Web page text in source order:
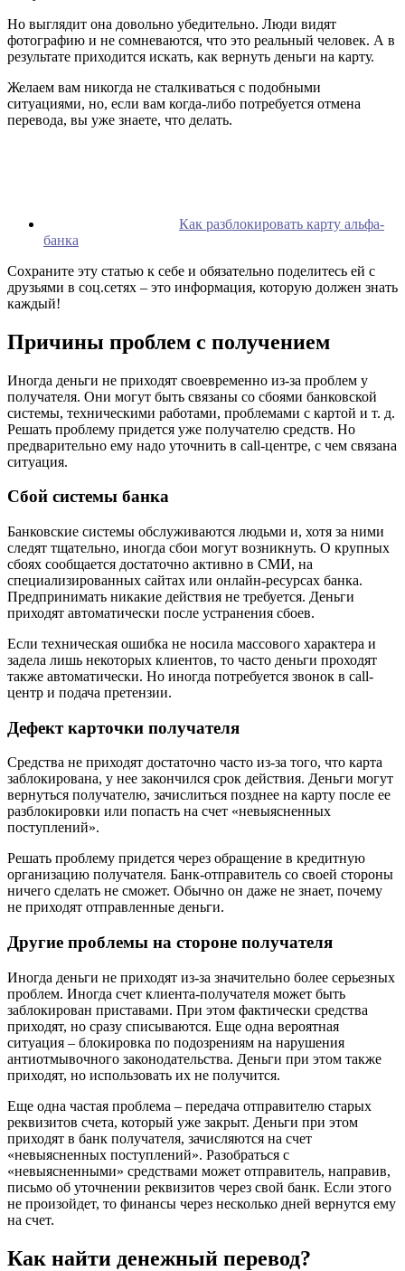
Но выглядит она довольно убедительно. Люди видят
фотографию и не сомневаются, что это реальный человек. А в
результате приходится искать, как вернуть деньги на карту.
Желаем вам никогда не сталкиваться с подобными
ситуациями, но, если вам когда-либо потребуется отмена
перевода, вы уже знаете, что делать.
Как разблокировать карту альфа-
банка
Сохраните эту статью к себе и обязательно поделитесь ей с
друзьями в соц.сетях – это информация, которую должен знать
каждый!
Причины проблем с получением
Иногда деньги не приходят своевременно из-за проблем у
получателя. Они могут быть связаны со сбоями банковской
системы, техническими работами, проблемами с картой и т. д.
Решать проблему придется уже получателю средств. Но
предварительно ему надо уточнить в call-центре, с чем связана
ситуация.
Сбой системы банка
Банковские системы обслуживаются людьми и, хотя за ними
следят тщательно, иногда сбои могут возникнуть. О крупных
сбоях сообщается достаточно активно в СМИ, на
специализированных сайтах или онлайн-ресурсах банка.
Предпринимать никакие действия не требуется. Деньги
приходят автоматически после устранения сбоев.
Если техническая ошибка не носила массового характера и
задела лишь некоторых клиентов, то часто деньги проходят
также автоматически. Но иногда потребуется звонок в call-
центр и подача претензии.
Дефект карточки получателя
Средства не приходят достаточно часто из-за того, что карта
заблокирована, у нее закончился срок действия. Деньги могут
вернуться получателю, зачислиться позднее на карту после ее
разблокировки или попасть на счет «невыясненных
поступлений».
Решать проблему придется через обращение в кредитную
организацию получателя. Банк-отправитель со своей стороны
ничего сделать не сможет. Обычно он даже не знает, почему
не приходят отправленные деньги.
Другие проблемы на стороне получателя
Иногда деньги не приходят из-за значительно более серьезных
проблем. Иногда счет клиента-получателя может быть
заблокирован приставами. При этом фактически средства
приходят, но сразу списываются. Еще одна вероятная
ситуация – блокировка по подозрениям на нарушения
антиотмывочного законодательства. Деньги при этом также
приходят, но использовать их не получится.
Еще одна частая проблема – передача отправителю старых
реквизитов счета, который уже закрыт. Деньги при этом
приходят в банк получателя, зачисляются на счет
«невыясненных поступлений». Разобраться с
«невыясненными» средствами может отправитель, направив,
письмо об уточнении реквизитов через свой банк. Если этого
не произойдет, то финансы через несколько дней вернутся ему
на счет.
Как найти денежный перевод?